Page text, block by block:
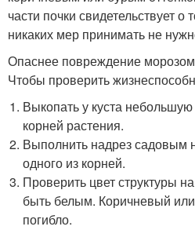
части почки свидетельствует о
никаких мер принимать не
Опаснее повреждение
Чтобы проверить
Выкопать у куста
корней растения.
Выполнить надрез садовым
одного из корней.
Проверить цвет структуры
быть белым. Коричневый
погибло.